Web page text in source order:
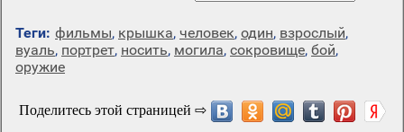
Теги: фильмы, крышка, человек, один, взрослый,
вуаль, портрет, носить, могила, сокровище, бой,
оружие